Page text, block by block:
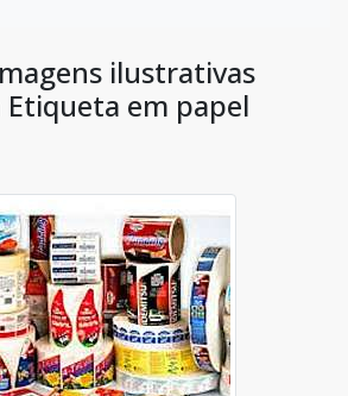
ilustrativas
em papel